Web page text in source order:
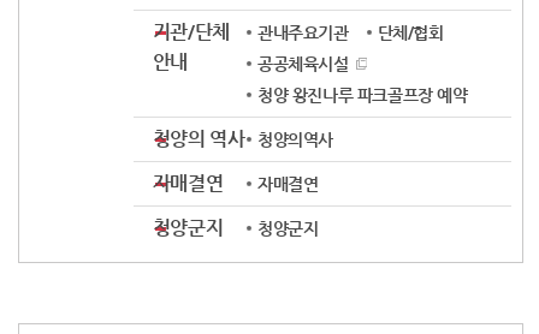
기관/단체
안내
관내주요기관
단체/협회
공공체육시설
청양 왕진나루 파크골프장 예약
청양의 역사 청양의역사
자매결연 자매결연
청양군지 청양군지